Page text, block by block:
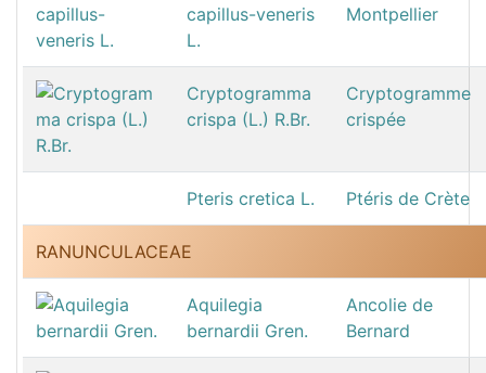
capillus-veneris
L.
Montpellier
Cryptogramma
crispa (L.) R.Br.
Cryptogramme
crispée
Pteris cretica L. Ptéris de Crète
RANUNCULACEAE
Aquilegia
bernardii Gren.
Ancolie de
Bernard